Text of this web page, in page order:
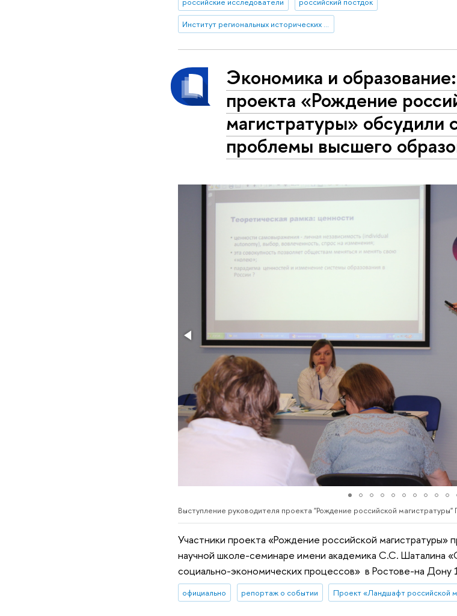
Институт региональных исторических исследований
Экономика и
проекта «Рождение
магистратуры» обсудили
проблемы высшего
Выступление руководителя проекта "Рождение российской
Участники проекта «Рождение российской магистратуры»
научной школе-семинаре имени академика С.С. Шаталина
социально-экономических процессов» в Ростове-на Дону
официально репортаж о событии